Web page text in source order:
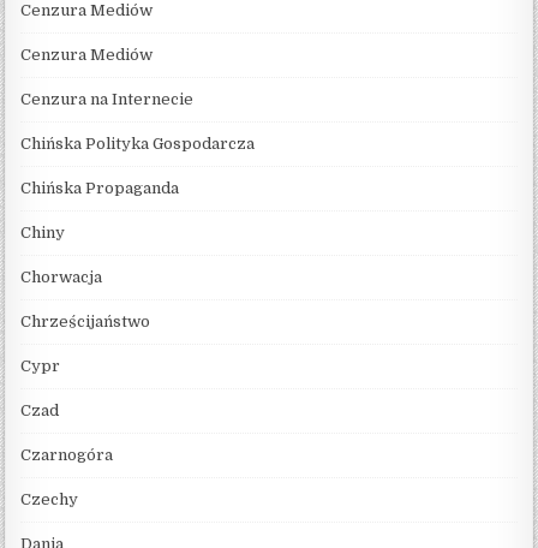
Cenzura Mediów
Cenzura Mediów
Cenzura na Internecie
Chińska Polityka Gospodarcza
Chińska Propaganda
Chiny
Chorwacja
Chrześcijaństwo
Cypr
Czad
Czarnogóra
Czechy
Dania